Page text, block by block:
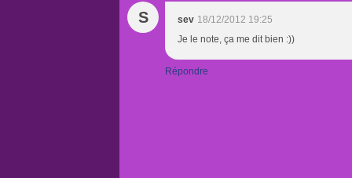
S sev 18/12/2012 19:25
Je le note, ça me dit bien :))
Répondre